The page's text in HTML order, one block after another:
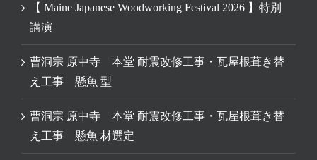
【 Maine Japanese Woodworking Festival 2026 】特別
講演
曹洞宗 原中寺 本堂 耐震改修工事・瓦屋根葺き替
え工事 懸魚 型
曹洞宗 原中寺 本堂 耐震改修工事・瓦屋根葺き替
え工事 懸魚 材選定